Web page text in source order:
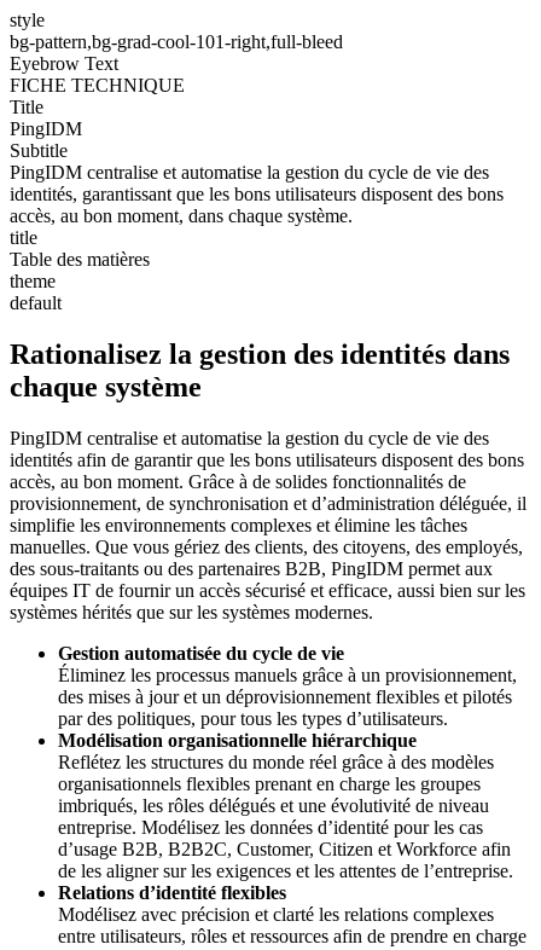
style
bg-pattern,bg-grad-cool-101-right,full-bleed
Eyebrow Text
FICHE TECHNIQUE
Title
PingIDM
Subtitle
PingIDM centralise et automatise la gestion du cycle de vie des
identités, garantissant que les bons utilisateurs disposent des bons
accès, au bon moment, dans chaque système.
title
Table des matières
theme
default
Rationalisez la gestion des identités dans
chaque système
PingIDM centralise et automatise la gestion du cycle de vie des
identités afin de garantir que les bons utilisateurs disposent des bons
accès, au bon moment. Grâce à de solides fonctionnalités de
provisionnement, de synchronisation et d’administration déléguée, il
simplifie les environnements complexes et élimine les tâches
manuelles. Que vous gériez des clients, des citoyens, des employés,
des sous-traitants ou des partenaires B2B, PingIDM permet aux
équipes IT de fournir un accès sécurisé et efficace, aussi bien sur les
systèmes hérités que sur les systèmes modernes.
Gestion automatisée du cycle de vie
Éliminez les processus manuels grâce à un provisionnement,
des mises à jour et un déprovisionnement flexibles et pilotés
par des politiques, pour tous les types d’utilisateurs.
Modélisation organisationnelle hiérarchique
Reflétez les structures du monde réel grâce à des modèles
organisationnels flexibles prenant en charge les groupes
imbriqués, les rôles délégués et une évolutivité de niveau
entreprise. Modélisez les données d’identité pour les cas
d’usage B2B, B2B2C, Customer, Citizen et Workforce afin
de les aligner sur les exigences et les attentes de l’entreprise.
Relations d’identité flexibles
Modélisez avec précision et clarté les relations complexes
entre utilisateurs, rôles et ressources afin de prendre en charge